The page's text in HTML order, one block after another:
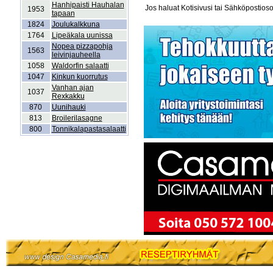
1953
Hanhipaisti Hauhalan
tapaan
1824
Joulukalkkuna
1764
Lipeäkala uunissa
1563
Nopea pizzapohja
leivinjauheella
1058
Waldorfin salaatti
1047
Kinkun kuorrutus
1037
Vanhan ajan
Rexkakku
870
Uunihauki
813
Broilerilasagne
800
Tonnikalapastasalaatti
Jos haluat Kotisivusi tai